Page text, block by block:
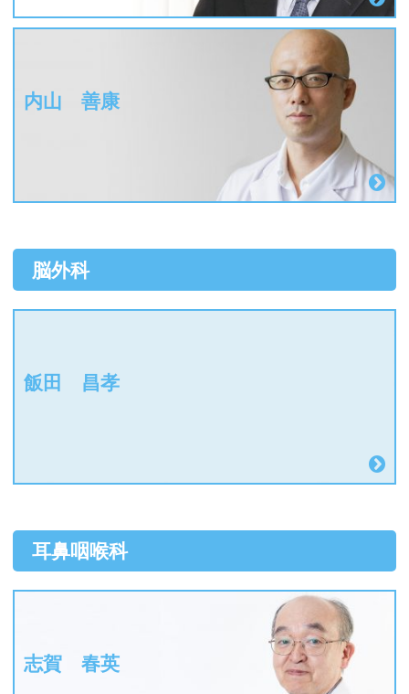
内山 善康
脳外科
飯田 昌孝
耳鼻咽喉科
志賀 春英